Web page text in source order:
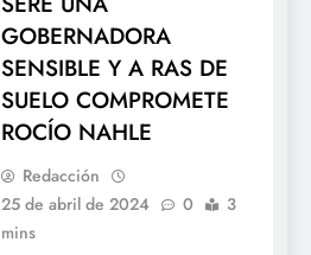
GOBERNADORA
SENSIBLE Y A RAS DE
SUELO COMPROMETE
ROCÍO NAHLE
Redacción
25 de abril de 2024
0
3
mins